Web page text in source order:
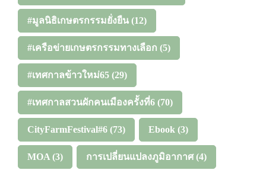
#มูลนิธิเกษตรกรรมยั่งยืน (12)
#เครือข่ายเกษตรกรรมทางเลือก (5)
#เทศกาลข้าวใหม่65 (29)
#เทศกาลสวนผักคนเมืองครั้งที่6 (70)
CityFarmFestival#6 (73) Ebook (3)
MOA (3) การเปลี่ยนแปลงภูมิอากาศ(4)